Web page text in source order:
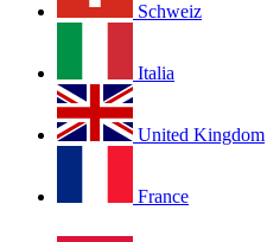
Schweiz
Italia
United Kingdom
France